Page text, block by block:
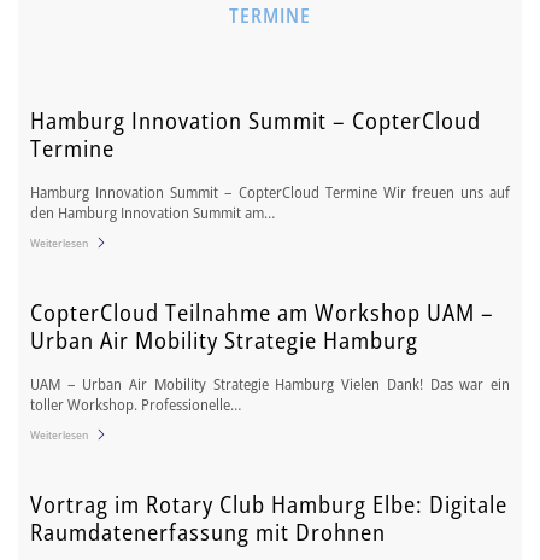
TERMINE
Hamburg Innovation Summit – CopterCloud
Termine
Hamburg Innovation Summit – CopterCloud Termine Wir freuen uns auf
den Hamburg Innovation Summit am…
Weiterlesen
CopterCloud Teilnahme am Workshop UAM –
Urban Air Mobility Strategie Hamburg
UAM – Urban Air Mobility Strategie Hamburg Vielen Dank! Das war ein
toller Workshop. Professionelle…
Weiterlesen
Vortrag im Rotary Club Hamburg Elbe: Digitale
Raumdatenerfassung mit Drohnen